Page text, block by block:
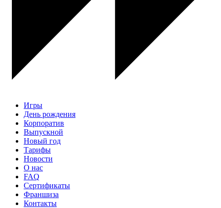
Игры
День рождения
Корпоратив
Выпускной
Новый год
Тарифы
Новости
О нас
FAQ
Сертификаты
Франшиза
Контакты